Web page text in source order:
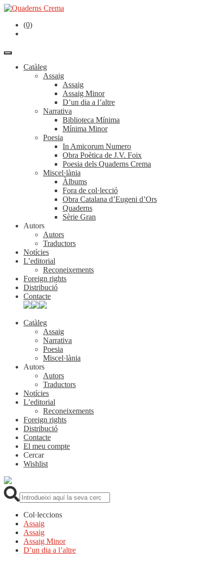
(0)
Catàleg
Assaig
Assaig
Assaig Minor
D’un dia a l’altre
Narrativa
Biblioteca Mínima
Mínima Minor
Poesia
In Amicorum Numero
Obra Poètica de J.V. Foix
Poesia dels Quaderns Crema
Miscel·lània
Àlbums
Fora de col·lecció
Obra Catalana d’Eugeni d’Ors
Quaderns
Sèrie Gran
Autors
Autors
Traductors
Notícies
L’editorial
Reconeixements
Foreign rights
Distribució
Contacte
Catàleg
Assaig
Narrativa
Poesia
Miscel·lània
Autors
Autors
Traductors
Notícies
L’editorial
Reconeixements
Foreign rights
Distribució
Contacte
El meu compte
Cercar
Wishlist
Col·leccions
Assaig
Assaig
Assaig Minor
D’un dia a l’altre